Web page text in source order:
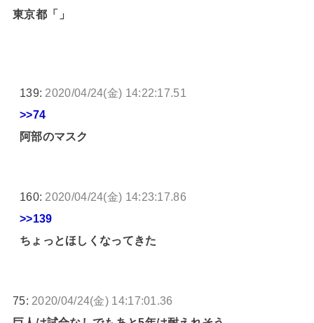
東京都「」
139: 2020/04/24(金) 14:22:17.51
>>74
阿部のマスク
160: 2020/04/24(金) 14:23:17.86
>>139
ちょっとほしくなってきた
75: 2020/04/24(金) 14:17:01.36